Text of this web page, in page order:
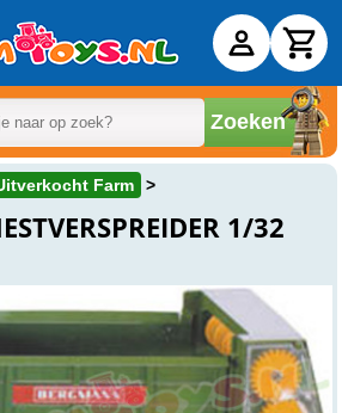
Zoeken
Farm
1/32